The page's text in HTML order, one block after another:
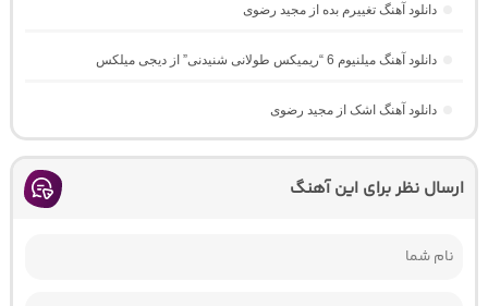
دانلود آهنگ تغییرم بده از مجید رضوی
دانلود آهنگ میلنیوم 6 “ریمیکس طولانی شنیدنی” از دیجی میلکس
دانلود آهنگ اشک از مجید رضوی
ارسال نظر برای این آهنگ